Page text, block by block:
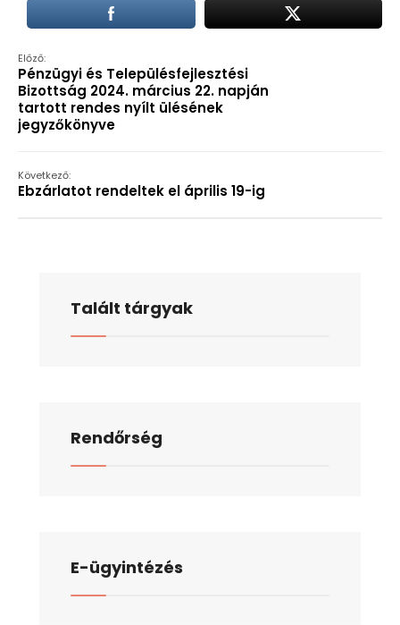
Előző:
Pénzügyi és Településfejlesztési
Bizottság 2024. március 22. napján
tartott rendes nyílt ülésének
jegyzőkönyve
Következő:
Ebzárlatot rendeltek el április 19-ig
Talált tárgyak
Rendőrség
E-ügyintézés